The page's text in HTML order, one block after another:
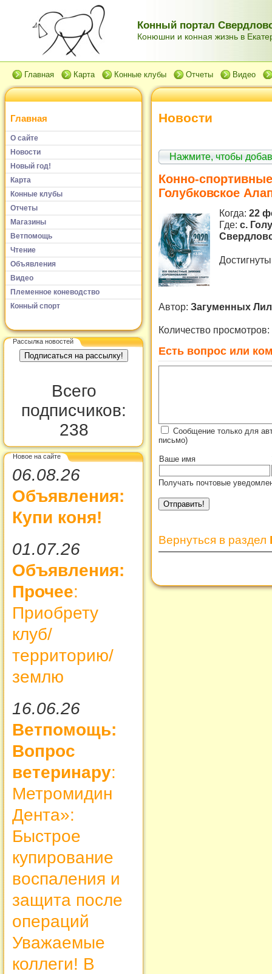
Конный портал
Конюшни и конная жизнь в
Главная Карта Конные клубы Отчеты Видео
Главная
О сайте
Новости
Новый год!
Карта
Конные клубы
Отчеты
Магазины
Ветпомощь
Чтение
Объявления
Видео
Племенное коневодство
Конный спорт
Рассылка новостей
Всего
подписчиков:
238
Новое на сайте
06.08.26
Объявления:
Купи коня!
01.07.26
Объявления:
Прочее:
Приобрету
клуб/
территорию/
землю
16.06.26
Ветпомощь:
Вопрос
ветеринару:
Метромидин
Дента»:
Быстрое
купирование
воспаления и
защита после
операций
Уважаемые
коллеги! В
Новости
Нажмите, чтобы
Конно-
Голубковское
Когда: 22
Где: с.
Автор: Загуменных
Количество просмотров:
Есть вопрос или
Сообщение только для
письмо)
Ваше имя
Получать почтовые
Вернуться в раздел